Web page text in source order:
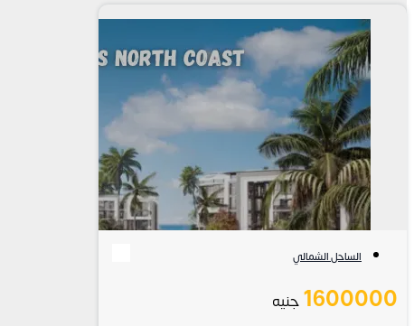
الساحل الشمالي
1600000جنيه